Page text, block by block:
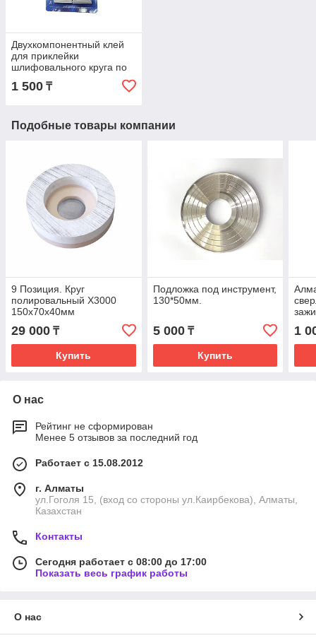
Двухкомпонентный клей
для приклейки
шлифовального круга по
стеклу к алюминиевой
основе
1 500 ₸
Подобные товары компании
9 Позиция. Круг
полировальный Х3000
150х70х40мм
29 000 ₸
Купить
Подложка под инструмент,
130*50мм.
5 000₸
Купить
1
О нас
Рейтинг не сформирован
Менее 5 отзывов за последний год
Работает с 15.08.2012
г. Алматы
ул.Гоголя 15, (вход со стороны ул.Каирбекова), Алматы,
Казахстан
Контакты
Сегодня работает с 08:00 до 17:00
Показать весь график работы
О нас